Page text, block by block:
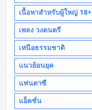
เนื้อหาสำหรับผู้ใหญ่ 18+
เพลง วงดนตรี
เหนือธรรมชาติ
แนวย้อนยุค
แฟนตาซี
แอ็คชั่น